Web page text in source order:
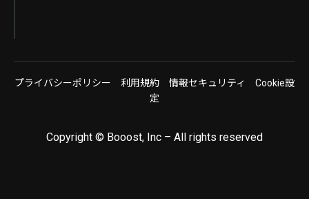
プライバシーポリシー 利用規約 情報セキュリティ
Cookie設
定
Copyright © Booost, Inc – All rights reserved